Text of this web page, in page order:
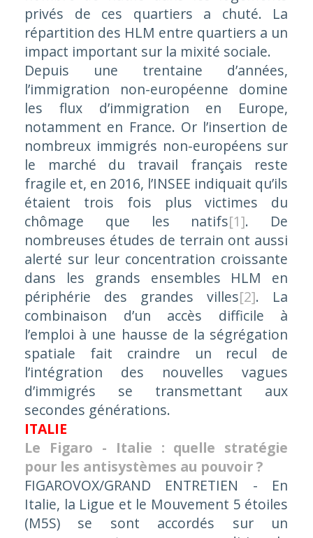
privés de ces quartiers a chuté. La
répartition des HLM entre quartiers a un
impact important sur la mixité sociale.
Depuis une trentaine d’années,
l’immigration non-européenne domine
les flux d’immigration en Europe,
notamment en France. Or l’insertion de
nombreux immigrés non-européens sur
le marché du travail français reste
fragile et, en 2016, l’INSEE indiquait qu’ils
étaient trois fois plus victimes du
chômage que les natifs[1]. De
nombreuses études de terrain ont aussi
alerté sur leur concentration croissante
dans les grands ensembles HLM en
périphérie des grandes villes[2]. La
combinaison d’un accès difficile à
l’emploi à une hausse de la ségrégation
spatiale fait craindre un recul de
l’intégration des nouvelles vagues
d’immigrés se transmettant aux
secondes générations.
ITALIE
Le Figaro - Italie : quelle stratégie
pour les antisystèmes au pouvoir ?
FIGAROVOX/GRAND ENTRETIEN - En
Italie, la Ligue et le Mouvement 5 étoiles
(M5S) se sont accordés sur un